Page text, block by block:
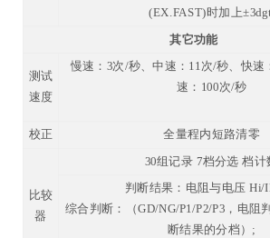
(EX.FAST)时加上
其它功能
测试
速度
慢速：3次/秒、中速：11次/秒、快速
速：100次/秒
校正 全量程内短路清零
比较
器
30组记录 7档分选 档计
判断结果：电阻与电压 Hi/
综合判断：（GD/NG/P1/P2/P3，电阻
断结果的分档）;